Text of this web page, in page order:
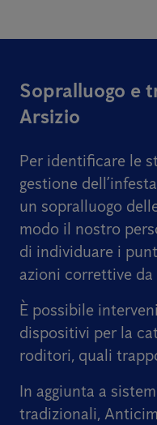
Sopralluogo e
Arsizio
Per identificare le
gestione
un sopralluogo
modo il nostro
di individuare i
azioni correttive
È possibile
dispositivi per la
roditori, quali
In aggiunta a
tradizionali,